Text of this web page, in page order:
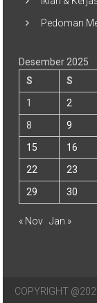
Pedoman
Desember 2025
S
S
1
2
8
9
15
16
22
23
29
30
« Nov Jan »
COPYRIGHT